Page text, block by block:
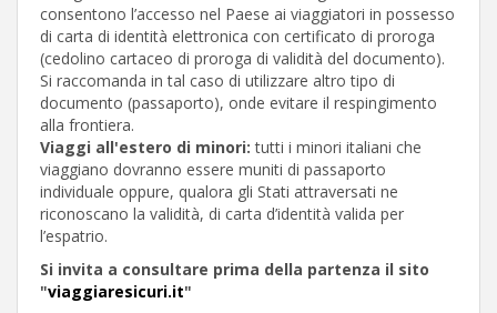
consentono l’accesso nel Paese ai viaggiatori in possesso
di carta di identità elettronica con certificato di proroga
(cedolino cartaceo di proroga di validità del documento).
Si raccomanda in tal caso di utilizzare altro tipo di
documento (passaporto), onde evitare il respingimento
alla frontiera.
Viaggi all'estero di minori: tutti i minori italiani che
viaggiano dovranno essere muniti di passaporto
individuale oppure, qualora gli Stati attraversati ne
riconoscano la validità, di carta d’identità valida per
l’espatrio.
Si invita a consultare prima della partenza il sito
"viaggiaresicuri.it"